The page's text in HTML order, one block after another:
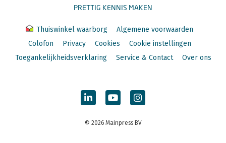
PRETTIG KENNIS MAKEN
Thuiswinkel waarborg
Algemene voorwaarden
Colofon
Privacy Cookies
Cookie instellingen
Toegankelijkheidsverklaring
Service & Contact Over ons
© 2026 Mainpress BV